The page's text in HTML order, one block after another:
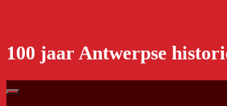
100 jaar Antwerpse